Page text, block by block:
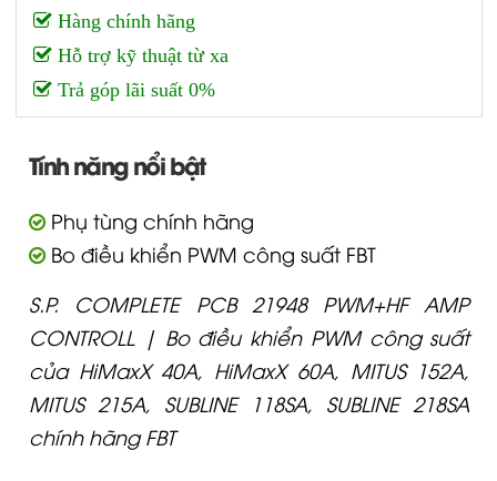
Hàng chính hãng
Hỗ trợ kỹ thuật từ xa
Trả góp lãi suất 0%
Tính năng nổi bật
Phụ tùng chính hãng
Bo điều khiển PWM công suất FBT
S.P. COMPLETE PCB 21948 PWM+HF AMP
CONTROLL | Bo điều khiển PWM công suất
của HiMaxX 40A, HiMaxX 60A, MITUS 152A,
MITUS 215A, SUBLINE 118SA, SUBLINE 218SA
chính hãng FBT